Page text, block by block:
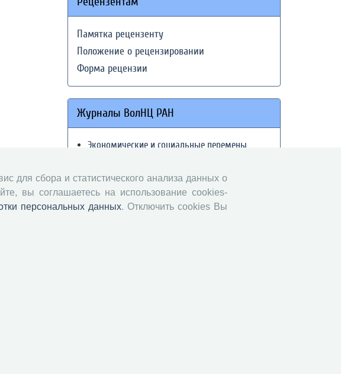
Памятка рецензенту
Положение о рецензировании
Форма рецензии
Журналы ВолНЦ РАН
Экономические и социальные перемены
Вопросы территориального развития
Социальное пространство
Юный экономист
для сбора и статистического анализа данных о
вы соглашаетесь на использование cookies-
персональных данных. Отключить cookies Вы